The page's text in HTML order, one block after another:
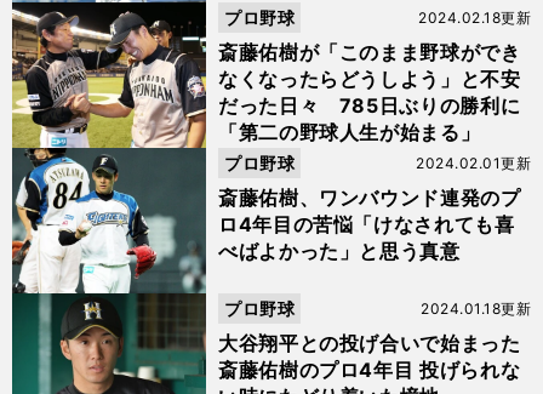
斎藤佑樹が「このまま野球ができ
なくなったらどうしよう」と不安
だった日々 785日ぶりの勝利に
「第二の野球人生が始まる」
2024.02.18更新
プロ野球
斎藤佑樹、ワンバウンド連発のプ
ロ4年目の苦悩「けなされても喜
べばよかった」と思う真意
2024.02.01更新
プロ野球
大谷翔平との投げ合いで始まった
斎藤佑樹のプロ4年目 投げられな
2024.01.18更新
プロ野球